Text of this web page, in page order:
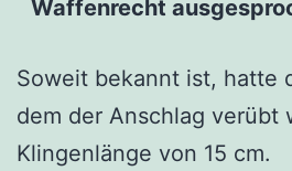
Waffenrecht
Soweit bekannt ist, hatte
dem der Anschlag verübt
Klingenlänge von 15 cm.